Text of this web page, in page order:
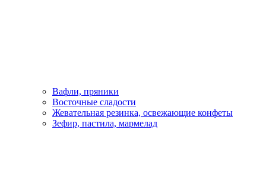
Вафли, пряники
Восточные сладости
Жевательная резинка, освежающие конфеты
Зефир, пастила, мармелад